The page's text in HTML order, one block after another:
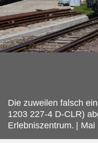
Die zuweilen falsch
1203 227-4 D-CLR)
Erlebniszentrum. | Mai